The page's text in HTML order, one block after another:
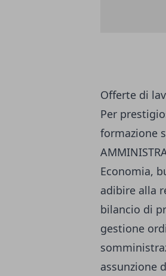
Offerte di
Per
formazione
Economia,
adibire alla
bilancio di
gestione
assunzione